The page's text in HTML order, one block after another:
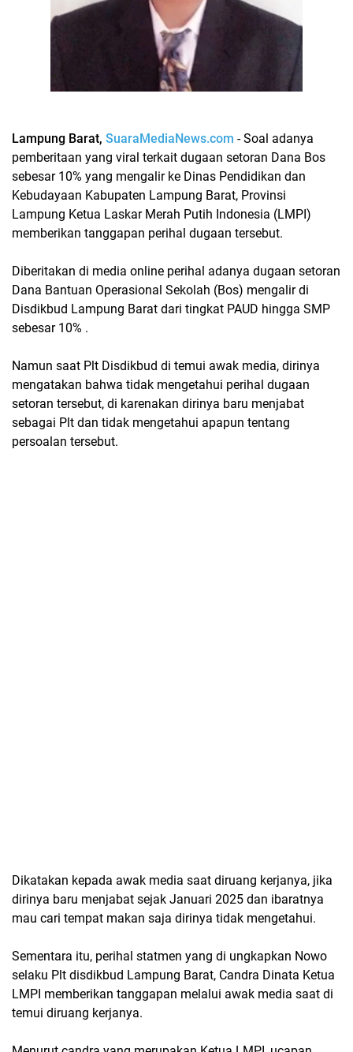
Lampung Barat, SuaraMediaNews.com - Soal adanya
pemberitaan yang viral terkait dugaan setoran Dana Bos
sebesar 10% yang mengalir ke Dinas Pendidikan dan
Kebudayaan Kabupaten Lampung Barat, Provinsi
Lampung Ketua Laskar Merah Putih Indonesia (LMPI)
memberikan tanggapan perihal dugaan tersebut.
Diberitakan di media online perihal adanya dugaan setoran
Dana Bantuan Operasional Sekolah (Bos) mengalir di
Disdikbud Lampung Barat dari tingkat PAUD hingga SMP
sebesar 10% .
Namun saat Plt Disdikbud di temui awak media, dirinya
mengatakan bahwa tidak mengetahui perihal dugaan
setoran tersebut, di karenakan dirinya baru menjabat
sebagai Plt dan tidak mengetahui apapun tentang
persoalan tersebut.
Dikatakan kepada awak media saat diruang kerjanya, jika
dirinya baru menjabat sejak Januari 2025 dan ibaratnya
mau cari tempat makan saja dirinya tidak mengetahui.
Sementara itu, perihal statmen yang di ungkapkan Nowo
selaku Plt disdikbud Lampung Barat, Candra Dinata Ketua
LMPI memberikan tanggapan melalui awak media saat di
temui diruang kerjanya.